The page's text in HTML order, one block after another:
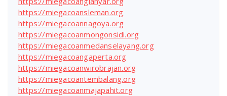
https://miegacoansleman.org
https://miegacoannagoya.org
https://miegacoanmongonsidi.org
https://miegacoanmedanselayang.org
https://miegacoangaperta.org
https://miegacoanwirobrajan.org
https://miegacoantembalang.org
https://miegacoanmajapahit.org